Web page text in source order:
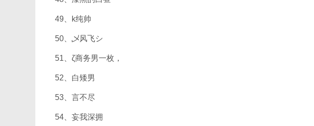
49、k纯帅
50、乄风飞シ
51、ζ商务男一枚，
52、白矮男
53、言不尽
54、妄我深拥